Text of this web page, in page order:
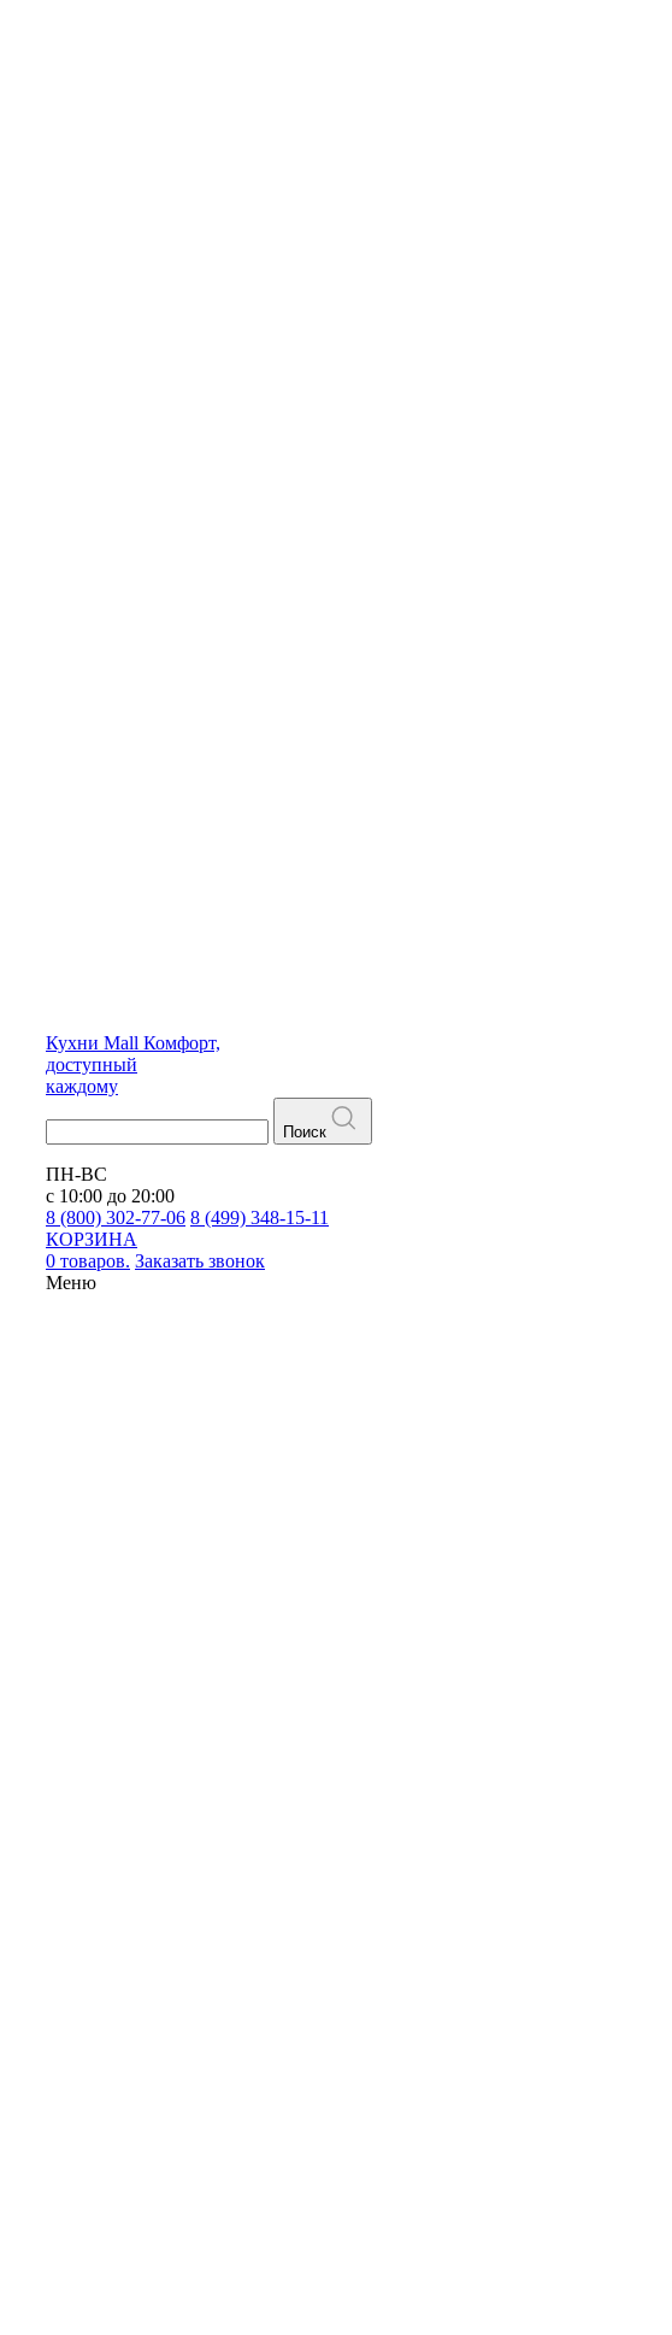
Кухни Mall Комфорт,
доступный
каждому
Поиск
ПН-ВС
с 10:00 до 20:00
8 (800) 302-77-06 8 (499) 348-15-11
КОРЗИНА
0 товаров. Заказать звонок
Меню